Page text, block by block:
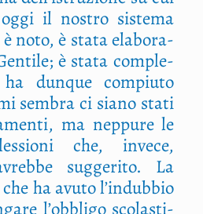
il nostro siste­ma
è noto, è sta­ta ela­bo­ra­
è sta­ta com­ple­
dun­que com­piu­to
sem­bra ci sia­no sta­ti
ma nep­pu­re le
che, inve­ce,
sug­ge­ri­to. La
ha avu­to l’indubbio
l’obbligo sco­la­sti­